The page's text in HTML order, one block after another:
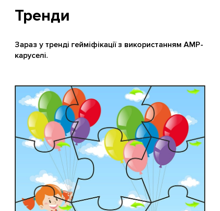
Тренди
Зараз у тренді гейміфікації з використанням AMP-
каруселі.